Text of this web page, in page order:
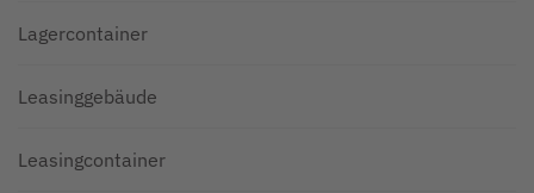
Lagercontainer
Leasinggebäude
Leasingcontainer